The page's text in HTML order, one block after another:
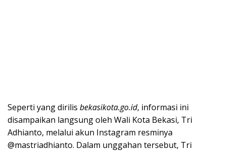
Seperti yang dirilis bekasikota.go.id, informasi ini
disampaikan langsung oleh Wali Kota Bekasi, Tri
Adhianto, melalui akun Instagram resminya
@mastriadhianto. Dalam unggahan tersebut, Tri